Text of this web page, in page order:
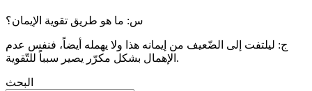
س: ما هو طريق تقوية الإيمان؟
ج: ليلتفت إلى الضّعيف من إيمانه هذا ولا يهمله أيضاً، فنفس عدم
الإهمال بشكل مكرّر يصير سبباً للتّقوية.
البحث